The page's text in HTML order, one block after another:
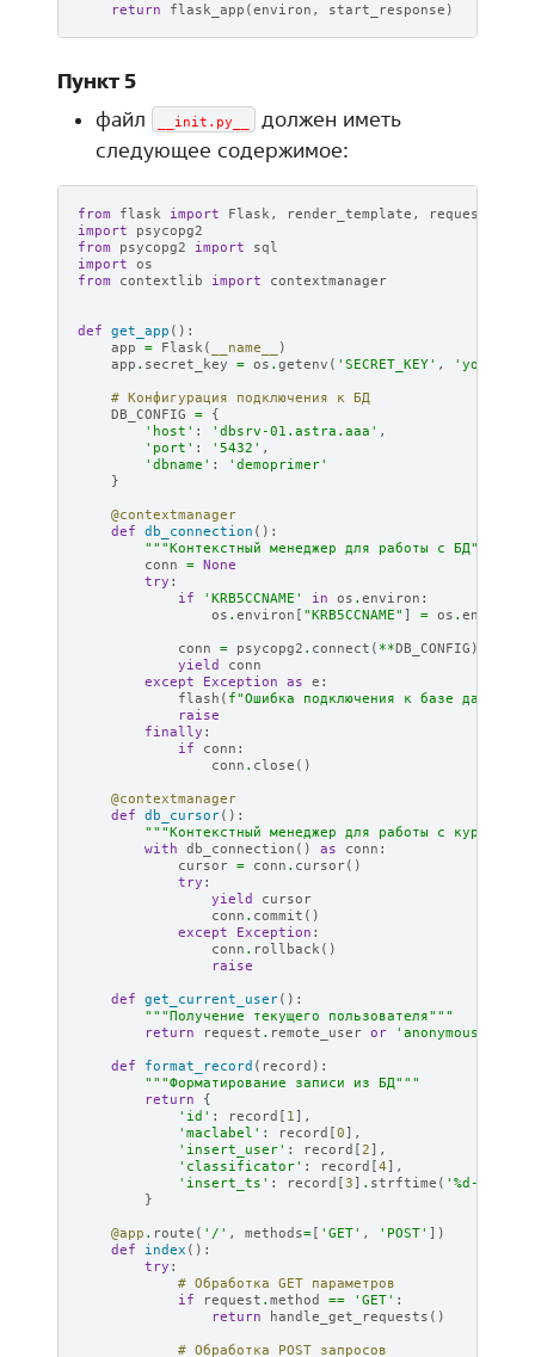
return
flask_app (environ , start_response )
Пункт 5
файл
__init.py__
должен иметь
следующее содержимое:
from flask import Flask , render_template , request
import
psycopg2
from
psycopg2 import
sql
import os
from
contextlib import contextmanager
def get_app ():
app = Flask ( __name__
)
app . secret_key = os . getenv ( 'SECRET_KEY' ,
'your-
# Конфигурация подключения к БД
DB_CONFIG = {
'host' : 'dbsrv-01.astra.aaa' ,
'port' : '5432' ,
'dbname' :
'demoprimer'
}
@contextmanager
def db_connection ():
"""Контекстный менеджер для работы с БД"""
conn = None
try :
if
'KRB5CCNAME' in os . environ :
os . environ [ "KRB5CCNAME" ] = os . environ
conn = psycopg2 . connect ( **DB_CONFIG )
yield
conn
except
Exception as e :
flash ( f"Ошибка подключения к базе данных:
raise
finally :
if
conn :
conn . close ()
@contextmanager
def db_cursor():
"""Контекстный менеджер для работы с
with db_connection () as conn :
cursor = conn . cursor()
try :
yield
cursor
conn . commit ()
except
Exception :
conn . rollback ()
raise
def get_current_user():
"""Получение текущего пользователя"""
return
request . remote_user or
'anonymous'
def
format_record ( record ):
"""Форматирование записи из БД"""
return
{
'id' : record [ 1 ],
'maclabel' : record [0 ],
'insert_user' : record [2 ],
'classificator' : record [4 ],
'insert_ts' : record [3 ] . strftime ( ' %d -%m-%Y
}
@app . route ( '/' , methods=[ 'GET' , 'POST' ])
def
index ():
try :
# Обработка GET параметров
if
request . method == 'GET' :
return
handle_get_requests ()
# Обработка POST запросов